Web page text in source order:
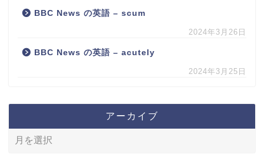
BBC News の英語 – scum
2024年3月26日
BBC News の英語 – acutely
2024年3月25日
アーカイブ